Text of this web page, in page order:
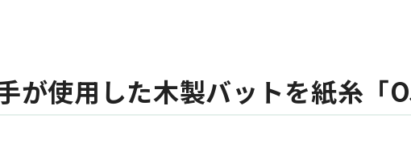
が使用した木製バットを紙糸「
内部統制報告書